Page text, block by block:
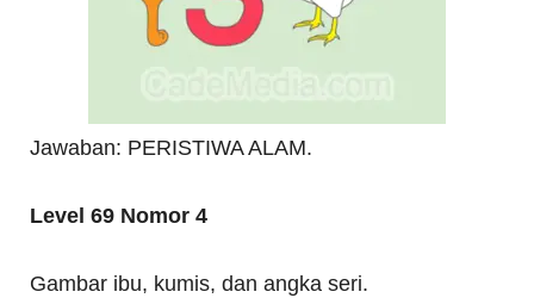
Jawaban: PERISTIWA ALAM.
Level 69 Nomor 4
Gambar ibu, kumis, dan angka seri.